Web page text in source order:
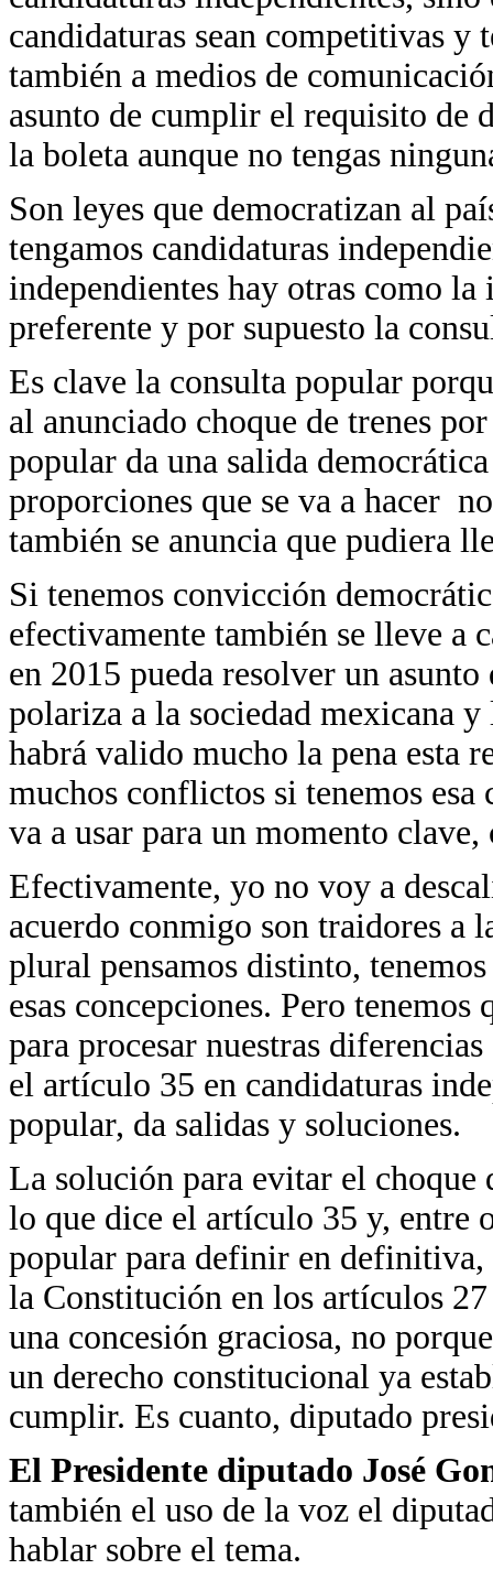
candidaturas sean competitivas y
también a medios de
asunto de cumplir el requisito de
la boleta aunque no tengas
Son leyes que democratizan al
tengamos candidaturas
independientes hay otras como
preferente y por supuesto la
Es clave la consulta popular
al anunciado choque de trenes
popular da una salida
proporciones que se va a hacer
también se anuncia que pudiera
Si tenemos convicción
efectivamente también se lleve a
en 2015 pueda resolver un
polariza a la sociedad mexicana
habrá valido mucho la pena esta
muchos conflictos si tenemos
va a usar para un momento
Efectivamente, yo no voy a
acuerdo conmigo son traidores a
plural pensamos distinto,
esas concepciones. Pero
para procesar nuestras
el artículo 35 en candidaturas
popular, da salidas y soluciones.
La solución para evitar el choque
lo que dice el artículo 35 y, entre
popular para definir en definitiva,
la Constitución en los artículos
una concesión graciosa, no
un derecho constitucional ya
cumplir. Es cuanto, diputado
El Presidente diputado José
también el uso de la voz el
hablar sobre el tema.